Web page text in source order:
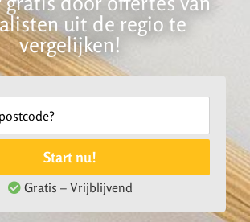
uit de regio te
vergelijken!
Start nu!
Gratis – Vrijblijvend